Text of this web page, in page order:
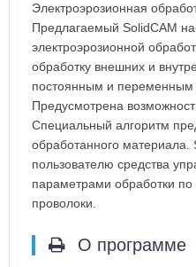
Электроэрозионная
Предлагаемый SolidCAM
электроэрозионной
обработку внешних и
постоянным и переменным
Предусмотрена
Специальный алгоритм
обработанного материала.
пользователю средства
параметрами обработки по
проволоки.
О программе